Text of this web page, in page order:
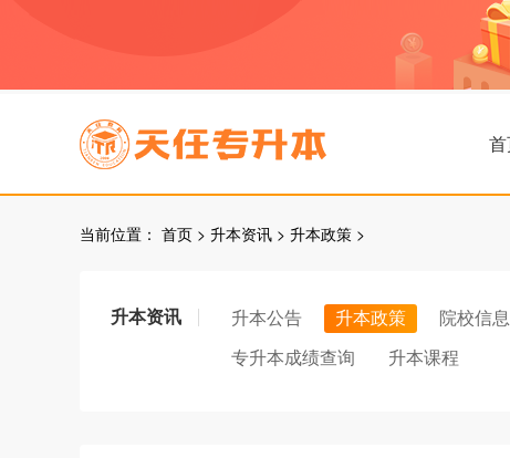
当前位置： 首页 > 升本资讯 > 升本政策 >
升本资讯 升本公告 升本政策 院校信息
专升本成绩查询
升本课程